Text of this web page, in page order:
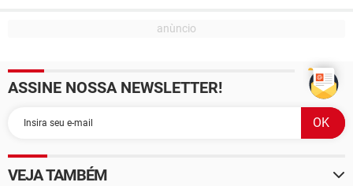
ASSINE NOSSA NEWSLETTER!
VEJA TAMBÉM